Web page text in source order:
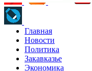
Главная
Новости
Политика
Закавказье
Экономика